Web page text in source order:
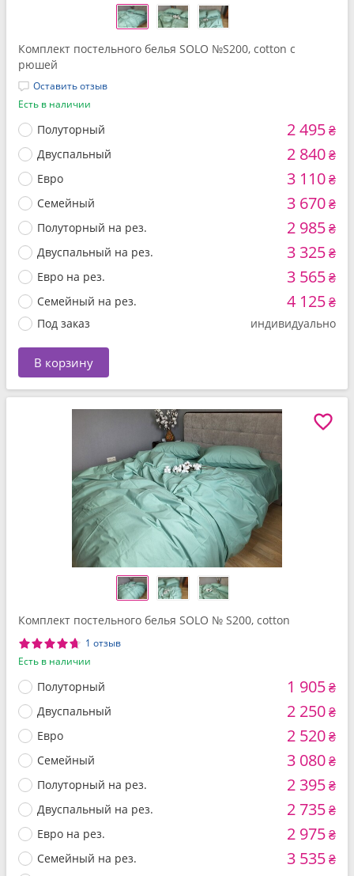
Комплект постельного белья SOLO №S200, cotton с
рюшей
Оставить отзыв
Есть в наличии
Полуторный 2 495₴
Двуспальный 2 840₴
Евро 3 110₴
Семейный 3 670₴
Полуторный на рез. 2 985₴
Двуспальный на рез. 3 325₴
Евро на рез. 3 565₴
Семейный на рез. 4 125₴
Под заказ индивидуально
В корзину
Комплект постельного белья SOLO № S200, cotton
1 отзыв
Есть в наличии
Полуторный 1 905₴
Двуспальный 2 250₴
Евро 2 520₴
Семейный 3 080₴
Полуторный на рез. 2 395₴
Двуспальный на рез. 2 735₴
Евро на рез. 2 975₴
Семейный на рез. 3 535₴